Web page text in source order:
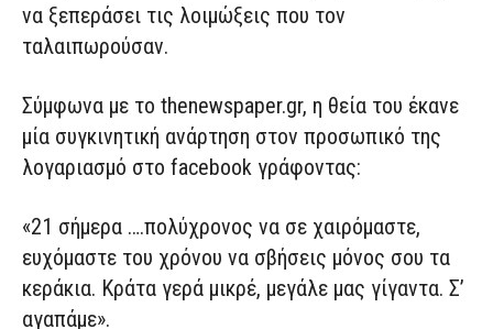
να ξεπεράσει τις λοιμώξεις που τον
ταλαιπωρούσαν.
Σύμφωνα με το thenewspaper.gr, η θεία του έκανε
μία συγκινητική ανάρτηση στον προσωπικό της
λογαριασμό στο facebook γράφοντας:
«21 σήμερα ….πολύχρονος να σε χαιρόμαστε,
ευχόμαστε του χρόνου να σβήσεις μόνος σου τα
κεράκια. Κράτα γερά μικρέ, μεγάλε μας γίγαντα. Σ’
αγαπάμε».